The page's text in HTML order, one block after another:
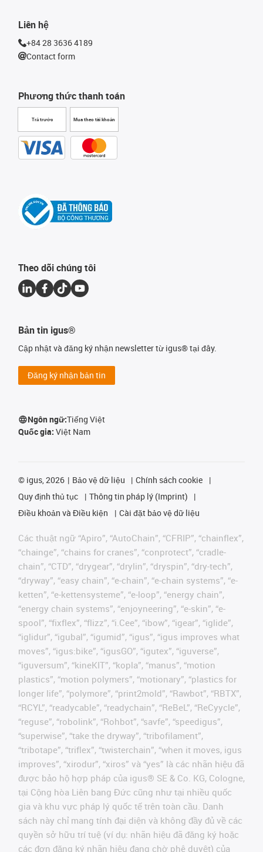
Phương thức thanh toán
Trả trước Mua theo tài khoản
Liên hệ
+84 28 3636 4189
Contact form
Theo dõi chúng tôi
Bản tin igus®
Cập nhật và đăng ký nhận newsletter từ igus® tại đây.
Đăng ký nhận bản tin
Ngôn ngữ:Tiếng Việt
Quốc gia: Việt Nam
© igus, 2026 Bảo vệ dữ liệu
Chính sách cookie
Quy định thủ tục
Thông tin pháp lý (Imprint)
Điều khoản và Điều kiện
Cài đặt bảo vệ dữ liệu
Các thuật ngữ “Apiro”, “AutoChain”, “CFRIP”, “chainflex”,
“chainge”, “chains for cranes”, “conprotect”, “cradle-
chain”, “CTD”, “drygear”, “drylin”, “dryspin”, “dry-tech”,
“dryway”, “easy chain”, “e-chain”, “e-chain systems”, “e-
ketten”, “e-kettensysteme”, “e-loop”, “energy chain”,
“energy chain systems”, “enjoyneering”, “e-skin”, “e-
spool”, “fixflex”, “flizz”, “i.Cee”, “ibow”, “igear”, “iglide”,
“iglidur”, “igubal”, “igumid”, “igus”, “igus improves what
moves”, “igus:bike”, “igusGO”, “igutex”, “iguverse”,
“iguversum”, “kineKIT”, “kopla”, “manus”, “motion
plastics”, “motion polymers”, “motionary”, “plastics for
longer life”, “polymore”, “print2mold”, “Rawbot”, “RBTX”,
“RCYL”, “readycable”, “readychain”, “ReBeL”, “ReCyycle”,
“reguse”, “robolink”, “Rohbot”, “savfe”, “speedigus”,
“superwise”, “take the dryway”, “tribofilament”,
“tribotape”, “triflex”, “twisterchain”, “when it moves, igus
improves”, “xirodur”, “xiros” và “yes” là các nhãn hiệu đã
được bảo hộ hợp pháp của igus® SE & Co. KG, Cologne,
tại Cộng hòa Liên bang Đức cũng như tại nhiều quốc
gia và khu vực pháp lý quốc tế trên toàn cầu. Danh
sách này chỉ mang tính đại diện và không đầy đủ về các
quyền sở hữu trí tuệ (ví dụ: nhãn hiệu đã đăng ký hoặc
các đơn đăng ký nhãn hiệu đang chờ phê duyệt) của